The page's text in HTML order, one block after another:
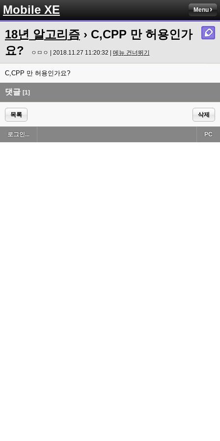
Mobile XE Menu
18년 알고리즘 › C,CPP 만 허용인가
요?
ㅇㅁㅇ | 2018.11.27 11:20:32 | 메뉴 건너뛰기
C,CPP 만 허용인가요?
댓글 [1]
목록 삭제
로그인... PC